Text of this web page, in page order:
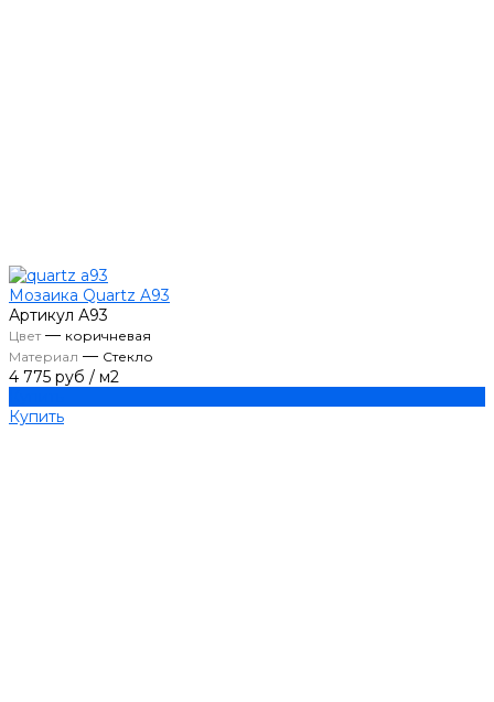
Мозаика Quartz A93
Артикул А93
Цвет— коричневая
Материал — Стекло
4 775 руб / м2
Купить